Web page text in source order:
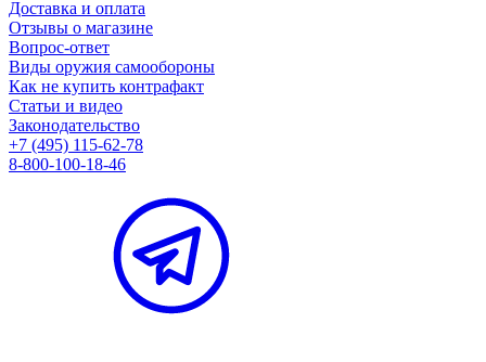
Доставка и оплата
Отзывы о магазине
Вопрос-ответ
Виды оружия самообороны
Как не купить контрафакт
Статьи и видео
Законодательство
+7 (495) 115-62-78
8-800-100-18-46